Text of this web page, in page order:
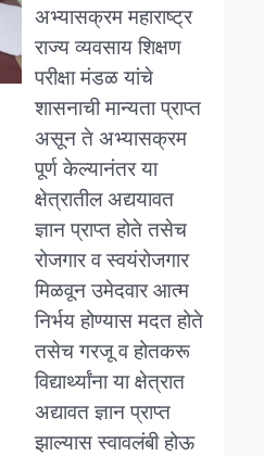
अभ्यासक्रम महाराष्ट्र
राज्य व्यवसाय शिक्षण
परीक्षा मंडळ यांचे
शासनाची मान्यता प्राप्त
असून ते अभ्यासक्रम
पूर्ण केल्यानंतर या
क्षेत्रातील अद्ययावत
ज्ञान प्राप्त होते तसेच
रोजगार व स्वयंरोजगार
मिळवून उमेदवार आत्म
निर्भय होण्यास मदत होते
तसेच गरजू व होतकरू
विद्यार्थ्यांना या क्षेत्रात
अद्यावत ज्ञान प्राप्त
झाल्यास स्वावलंबी होऊ